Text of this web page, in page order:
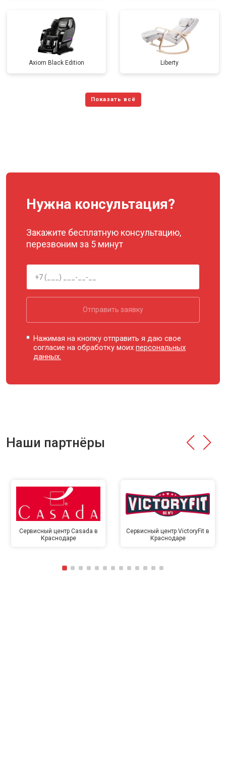
Axiom Black Edition Liberty
Нужна консультация?
Закажите бесплатную консультацию,
перезвоним за 5 минут
Отправить заявку
Нажимая на кнопку отправить я даю свое
согласие на обработку моихперсональных
данных.
Наши партнёры
Сервисный центр Casada в
Краснодаре
Сервисный центр VictoryFit в
Краснодаре